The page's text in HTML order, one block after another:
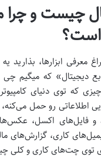
چیست و چرا
است؟
معرفی ابزارها،
دیجیتال» که میگیم
که توی دنیای
اطلاعاتی رو حمل
و فایل‌های اکسل، عکس‌ها
کاری، گزارش‌های
توی چت‌های کاری و کلی